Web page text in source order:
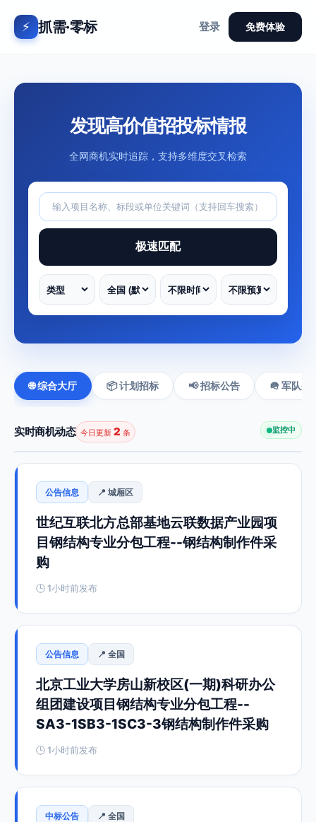
⚡ 抓需·零标 登录 免费体验
发现高价值招投标情报
全网商机实时追踪，支持多维度交叉检索
极速匹配
🌐 综合大厅 📦 计划招标 📢 招标公告 🪖 军队采
实时商机动态 今日更新 2 条 监控中
公告信息 📍 城厢区
世纪互联北方总部基地云联数据产业园项
目钢结构专业分包工程--钢结构制作件采
购
🕒 1小时前发布
公告信息 📍 全国
北京工业大学房山新校区(一期)科研办公
组团建设项目钢结构专业分包工程--
SA3-1SB3-1SC3-3钢结构制作件采购
🕒 1小时前发布
中标公告 📍 全国